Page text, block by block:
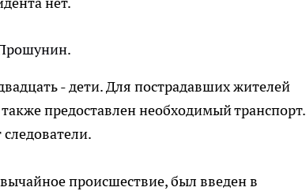
- дети. Для пострадавших жителей
предоставлен необходимый транспорт.
происшествие, был введен в